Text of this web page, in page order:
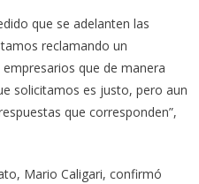
que se adelanten las
reclamando un
que de manera
solicitamos es justo, pero aun
que corresponden”,
Mario Caligari, confirmó